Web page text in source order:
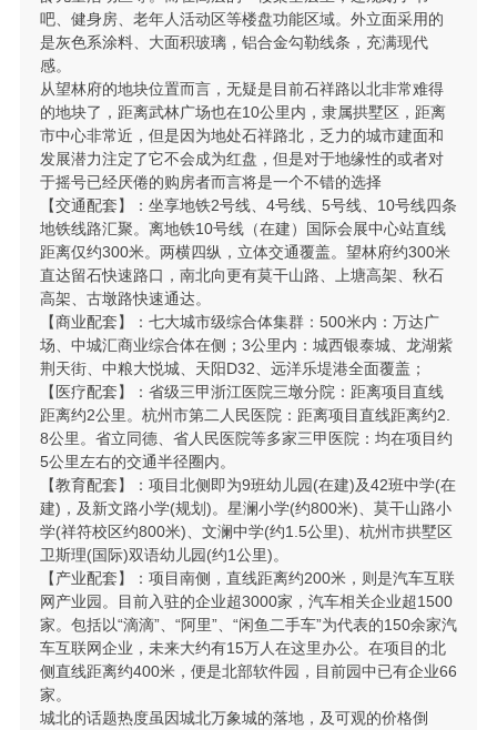
吧、健身房、老年人活动区等楼盘功能区域。外立面采用的
是灰色系涂料、大面积玻璃，铝合金勾勒线条，充满现代
感。
从望林府的地块位置而言，无疑是目前石祥路以北非常难得
的地块了，距离武林广场也在10公里内，隶属拱墅区，距离
市中心非常近，但是因为地处石祥路北，乏力的城市建面和
发展潜力注定了它不会成为红盘，但是对于地缘性的或者对
于摇号已经厌倦的购房者而言将是一个不错的选择
【交通配套】：坐享地铁2号线、4号线、5号线、10号线四条
地铁线路汇聚。离地铁10号线（在建）国际会展中心站直线
距离仅约300米。两横四纵，立体交通覆盖。望林府约300米
直达留石快速路口，南北向更有莫干山路、上塘高架、秋石
高架、古墩路快速通达。
【商业配套】：七大城市级综合体集群：500米内：万达广
场、中城汇商业综合体在侧；3公里内：城西银泰城、龙湖紫
荆天街、中粮大悦城、天阳D32、远洋乐堤港全面覆盖；
【医疗配套】：省级三甲浙江医院三墩分院：距离项目直线
距离约2公里。杭州市第二人民医院：距离项目直线距离约2.
8公里。省立同德、省人民医院等多家三甲医院：均在项目约
5公里左右的交通半径圈内。
【教育配套】：项目北侧即为9班幼儿园(在建)及42班中学(在
建)，及新文路小学(规划)。星澜小学(约800米)、莫干山路小
学(祥符校区约800米)、文澜中学(约1.5公里)、杭州市拱墅区
卫斯理(国际)双语幼儿园(约1公里)。
【产业配套】：项目南侧，直线距离约200米，则是汽车互联
网产业园。目前入驻的企业超3000家，汽车相关企业超1500
家。包括以“滴滴”、“阿里”、“闲鱼二手车”为代表的150余家汽
车互联网企业，未来大约有15万人在这里办公。在项目的北
侧直线距离约400米，便是北部软件园，目前园中已有企业66
家。
城北的话题热度虽因城北万象城的落地，及可观的价格倒